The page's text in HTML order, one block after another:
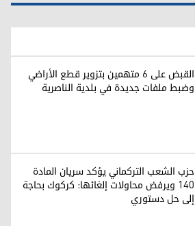
القبض على 6 متهمين بتزوير قطع الأراضي
وضبط ملفات جديدة في بلدية الناصرية
حزب الشعب التركماني يؤكد سريان المادة
140 ويرفض محاولات إلغائها: كركوك بحاجة
إلى حل دستوري